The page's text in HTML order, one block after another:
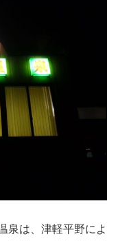
泉は、津軽平野によ